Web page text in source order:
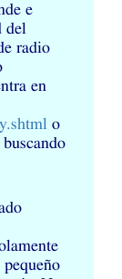
e
del
radio
en
o